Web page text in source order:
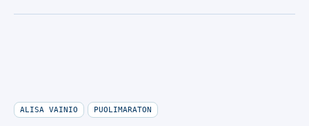
ALISA VAINIO PUOLIMARATON